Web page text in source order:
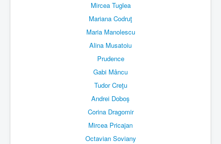
Mircea Tuglea
Mariana Codruţ
Maria Manolescu
Alina Musatoiu
Prudence
Gabi Mâncu
Tudor Creţu
Andrei Doboş
Corina Dragomir
Mircea Pricajan
Octavian Soviany